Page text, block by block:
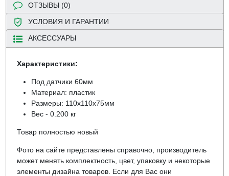
ОТЗЫВЫ (0)
УСЛОВИЯ И ГАРАНТИИ
АКСЕССУАРЫ
Характеристики:
Под датчики 60мм
Материал: пластик
Размеры: 110х110х75мм
Вес - 0.200 кг
Товар полностью новый
Фото на сайте представлены справочно, производитель
может менять комплектность, цвет, упаковку и некоторые
элементы дизайна товаров. Если для Вас они